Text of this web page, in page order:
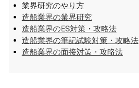
業界研究のやり方
造船業界の業界研究
造船業界のES対策・攻略法
造船業界の筆記試験対策・攻略法
造船業界の面接対策・攻略法